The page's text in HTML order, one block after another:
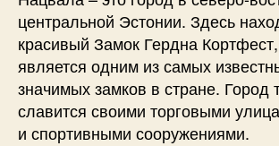
центральной Эстонии. Здесь
красивый Замок Гердна
является одним из самых
значимых замков в стране. Город
славится своими торговыми
и спортивными сооружениями.